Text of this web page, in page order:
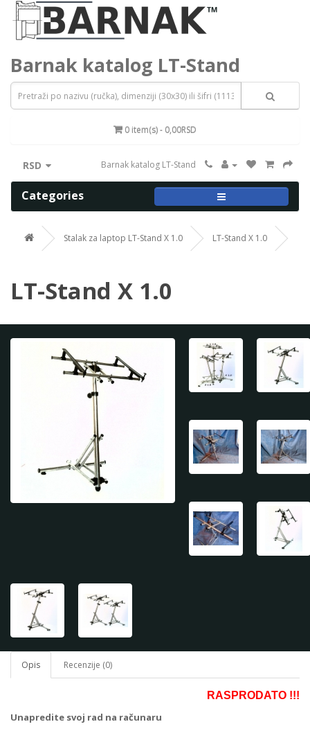
Barnak katalog LT-Stand
0 item(s) - 0,00RSD
RSD Barnak katalog LT-Stand
Categories
Stalak za laptop LT-Stand X 1.0 LT-Stand X 1.0
LT-Stand X 1.0
Opis Recenzije (0)
RASPRODATO !!!
Unapredite svoj rad na računaru